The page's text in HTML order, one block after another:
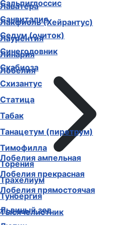
Лаватера
Лакфиоль (Хейрантус)
Лаурентия
Линария
Лобелия
Лобелия ампельная
Лобелия прекрасная
Лобелия прямостоячая
Львиный зев
Сальпиглоссис
Санвиталия
Седум (очиток)
Синеголовник
Скабиоза
Схизантус
Статица
Табак
Танацетум (пиретрум)
Тимофилла
Торения
Трахелиум
Тунбергия
Тысячелистник